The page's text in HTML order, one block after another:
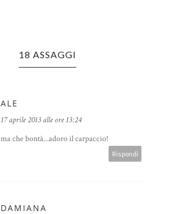
18 ASSAGGI
ALE
17 aprile 2013 alle ore 13:24
ma che bontà...adoro il carpaccio!
Rispondi
DAMIANA